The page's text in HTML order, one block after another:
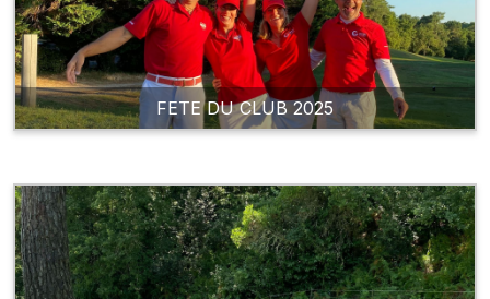
FETE DU CLUB 2025